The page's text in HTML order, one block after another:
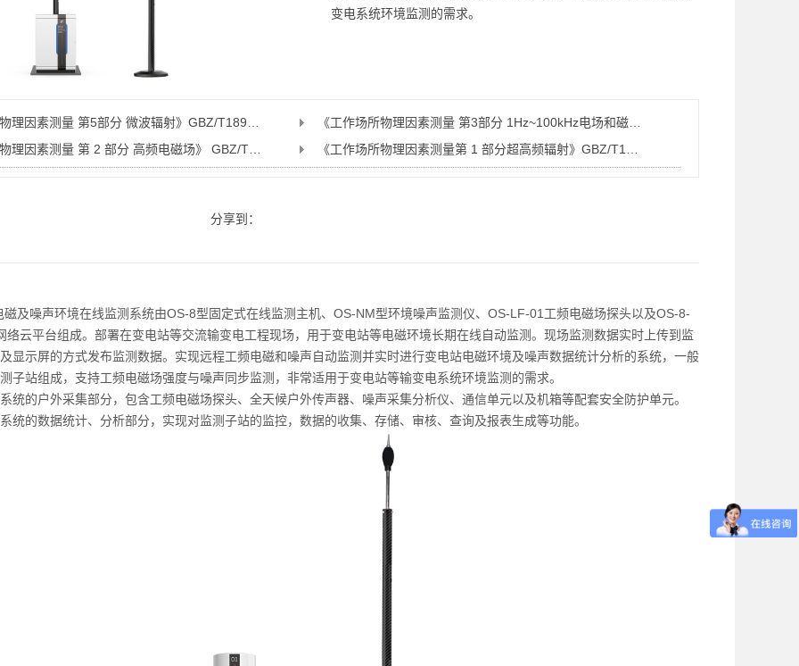
变电系统环境监测的需求。
分享到：
磁及噪声环境在线监测系统由OS-8型固定式在线监测主机、OS-NM型环境噪声监测仪、OS-LF-01工频电磁场探头以及OS-8-
络云平台组成。部署在变电站等交流输变电工程现场，用于变电站等电磁环境长期在线自动监测。现场监测数据实时上传到监
显示屏的方式发布监测数据。实现远程工频电磁和噪声自动监测并实时进行变电站电磁环境及噪声数据统计分析的系统，一般
子站组成，支持工频电磁场强度与噪声同步监测，非常适用于变电站等输变电系统环境监测的需求。
统的户外采集部分，包含工频电磁场探头、全天候户外传声器、噪声采集分析仪、通信单元以及机箱等配套安全防护单元。
统的数据统计、分析部分，实现对监测子站的监控，数据的收集、存储、审核、查询及报表生成等功能。